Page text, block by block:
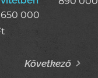
000
Következő